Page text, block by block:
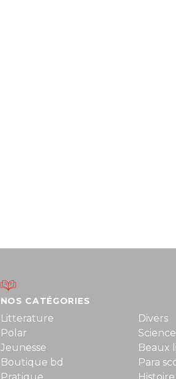
NOS CATÉGORIES
Litterature
Polar
Jeunesse
Boutique bd
Divers
Beaux
Para